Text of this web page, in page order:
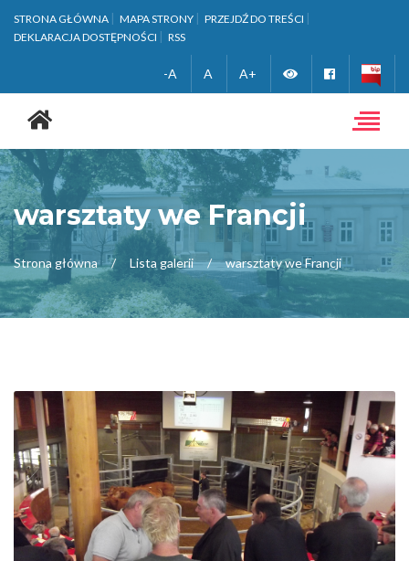
STRONA GŁÓWNA MAPA STRONY
PRZEJDŹ DO TREŚCI
DEKLARACJA DOSTĘPNOŚCI
RSS
-A A A+ Zmień
kontrastową
Facebook
Toggle
główna
warsztaty we Francji
Strona główna Lista galerii warsztaty we Francji